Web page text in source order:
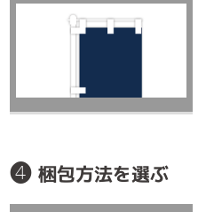
❹ 梱包方法を選ぶ